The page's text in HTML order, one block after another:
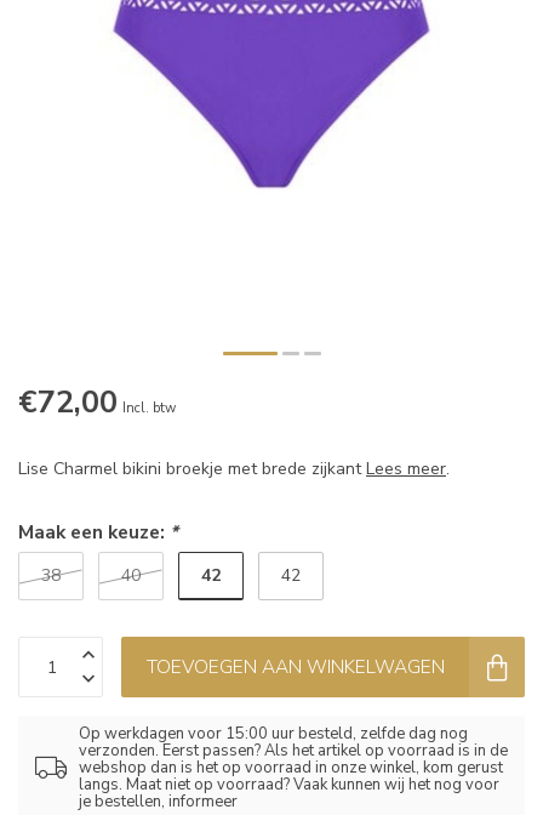
€72,00 Incl. btw
Lise Charmel bikini broekje met brede zijkantLees meer.
Maak een keuze: *
38 40 42 42
TOEVOEGEN AAN WINKELWAGEN
Op werkdagen voor 15:00 uur besteld, zelfde dag nog
verzonden. Eerst passen? Als het artikel op voorraad is in de
webshop dan is het op voorraad in onze winkel, kom gerust
langs. Maat niet op voorraad? Vaak kunnen wij het nog voor
je bestellen, informeer